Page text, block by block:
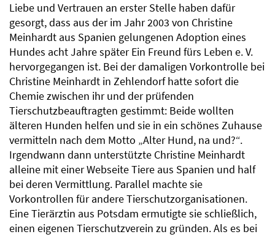
Liebe und Vertrauen an erster Stelle haben dafür
gesorgt, dass aus der im Jahr 2003 von Christine
Meinhardt aus Spanien gelungenen Adoption eines
Hundes acht Jahre später Ein Freund fürs Leben e. V.
hervorgegangen ist. Bei der damaligen Vorkontrolle bei
Christine Meinhardt in Zehlendorf hatte sofort die
Chemie zwischen ihr und der prüfenden
Tierschutzbeauftragten gestimmt: Beide wollten
älteren Hunden helfen und sie in ein schönes Zuhause
vermitteln nach dem Motto „Alter Hund, na und?“.
Irgendwann dann unterstützte Christine Meinhardt
alleine mit einer Webseite Tiere aus Spanien und half
bei deren Vermittlung. Parallel machte sie
Vorkontrollen für andere Tierschutzorganisationen.
Eine Tierärztin aus Potsdam ermutigte sie schließlich,
einen eigenen Tierschutzverein zu gründen. Als es bei